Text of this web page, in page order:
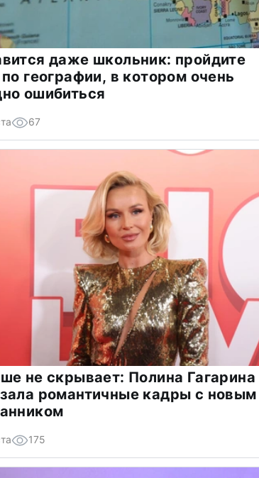
даже школьник: пройдите
географии, в котором очень
ошибиться
67
не скрывает: Полина Гагарина
романтичные кадры с новым
175